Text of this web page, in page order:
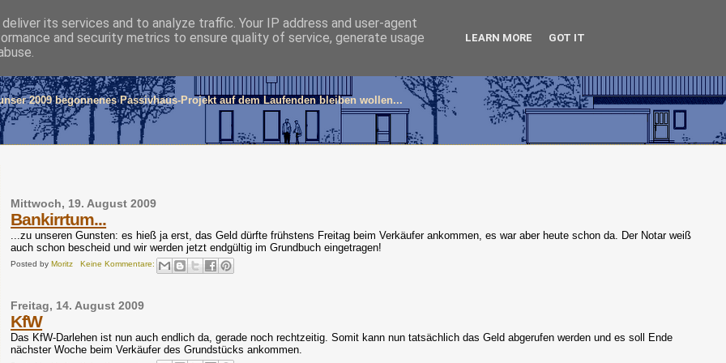
und Moritz
2009 begonnenes Passivhaus-Projekt auf dem Laufenden bleiben wollen...
Mittwoch, 19. August 2009
Bankirrtum...
...zu unseren Gunsten: es hieß ja erst, das Geld dürfte frühstens Freitag beim Verkäufer ankommen, es war aber heute schon da. Der Notar weiß
auch schon bescheid und wir werden jetzt endgültig im Grundbuch eingetragen!
Posted byMoritz Keine Kommentare:
Freitag, 14. August 2009
KfW
Das KfW-Darlehen ist nun auch endlich da, gerade noch rechtzeitig. Somit kann nun tatsächlich das Geld abgerufen werden und es soll Ende
nächster Woche beim Verkäufer des Grundstücks ankommen.
its services and to analyze traffic. Your IP address and user-agent
and security metrics to ensure quality of service, generate usage
LEARN MORE GOT IT